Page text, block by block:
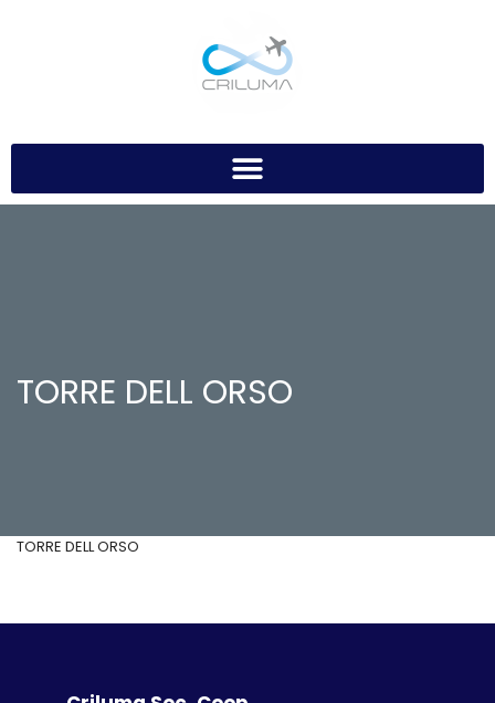
TORRE DELL ORSO
TORRE DELL ORSO